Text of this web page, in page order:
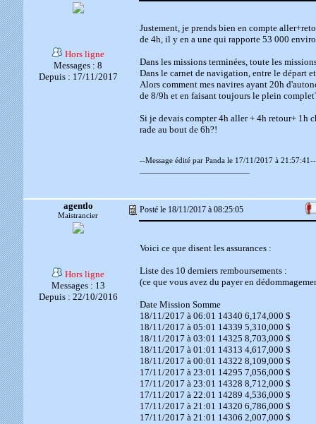
Hors ligne
Messages : 8
Depuis : 17/11/2017
Justement, je prends bien en compte
de 4h, il y en a une qui rapporte 53 000
Dans les missions terminées, toute les
Dans le carnet de navigation, entre le départ
Alors comment mes navires ayant 20h
de 8/9h et en faisant toujours le plein
Si je devais compter 4h aller + 4h retour+ 1h
rade au bout de 6h?!
--Message édité par Panda le 17/11/2017 à 21:57:41--
agentlo
Maistrancier
Posté le 18/11/2017 à 08:25:05
Hors ligne
Messages : 13
Depuis : 22/10/2016
Voici ce que disent les assurances :
Liste des 10 derniers remboursements :
(ce que vous avez du payer en
Date Mission Somme
18/11/2017 à 06:01 14340 6,174,000 $
18/11/2017 à 05:01 14339 5,310,000 $
18/11/2017 à 03:01 14325 8,703,000 $
18/11/2017 à 01:01 14313 4,617,000 $
18/11/2017 à 00:01 14322 8,109,000 $
17/11/2017 à 23:01 14295 7,056,000 $
17/11/2017 à 23:01 14328 8,712,000 $
17/11/2017 à 22:01 14289 4,536,000 $
17/11/2017 à 21:01 14320 6,786,000 $
17/11/2017 à 21:01 14306 2,007,000 $